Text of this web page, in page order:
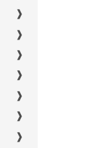
❱
❱
❱
❱
❱
❱
❱